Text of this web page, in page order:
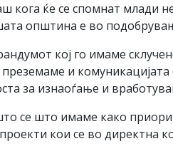
кога ќе се спомнат млади
општина е во
кој го имаме
преземаме и
за изнаоѓање и
се што имаме како
кои се во директна